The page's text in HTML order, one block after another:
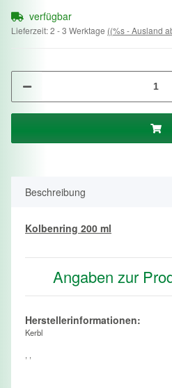
verfügbar
Lieferzeit:2 - 3 Werktage ((%s - Ausland
Beschreibung
Kolbenring 200 ml
Angaben zur
Herstellerinformationen:
Kerbl
, ,